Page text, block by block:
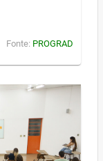
Fonte: PROGRAD